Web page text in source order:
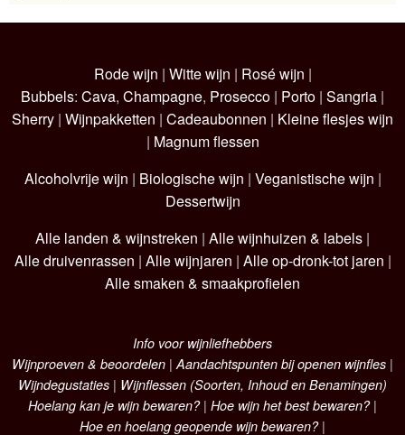
Rode wijn | Witte wijn | Rosé wijn |
Bubbels: Cava, Champagne, Prosecco | Porto | Sangria |
Sherry | Wijnpakketten | Cadeaubonnen | Kleine flesjes wijn
| Magnum flessen
Alcoholvrije wijn | Biologische wijn | Veganistische wijn |
Dessertwijn
Alle landen & wijnstreken | Alle wijnhuizen & labels |
Alle druivenrassen | Alle wijnjaren | Alle op-dronk-tot jaren |
Alle smaken & smaakprofielen
Info voor wijnliefhebbers
Wijnproeven & beoordelen |Aandachtspunten bij openen wijnfles |
Wijndegustaties | Wijnflessen (Soorten, Inhoud en Benamingen)
Hoelang kan je wijn bewaren?| Hoe wijn het best bewaren?|
Hoe en hoelang geopende wijn bewaren?|